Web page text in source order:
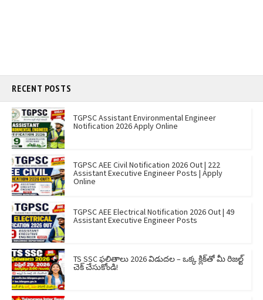
RECENT POSTS
TGPSC Assistant Environmental Engineer
Notification 2026 Apply Online
TGPSC AEE Civil Notification 2026 Out | 222
Assistant Executive Engineer Posts | Apply
Online
TGPSC AEE Electrical Notification 2026 Out | 49
Assistant Executive Engineer Posts
TS SSC ఫలితాలు 2026 విడుదల – ఒక్క క్లిక్‌తో మీ రిజల్ట్
చెక్ చేసుకోండి!